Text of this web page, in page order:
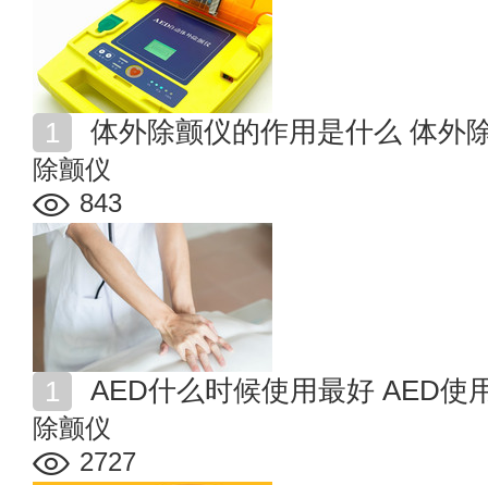
体外除颤仪的作用是什么 体外
除颤仪
843
AED什么时候使用最好 AED使
除颤仪
2727